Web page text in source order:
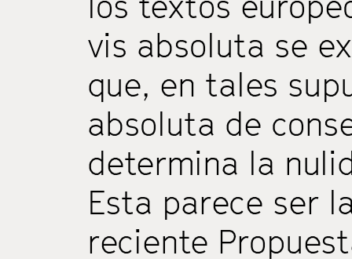
vis absoluta se
que, en tales
absoluta de
determina la
Esta parece ser
reciente